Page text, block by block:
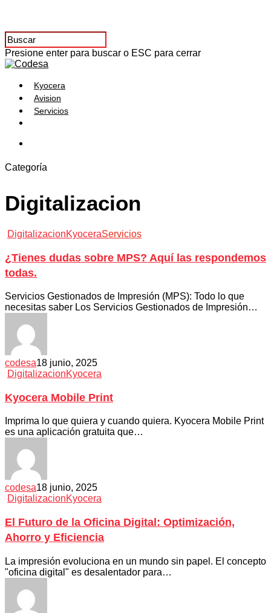
Presione enter para buscar o ESC para cerrar
Kyocera
Avision
Servicios
Categoría
Digitalizacion
DigitalizacionKyoceraServicios
¿Tienes dudas sobre MPS? Aquí las respondemos
todas.
Servicios Gestionados de Impresión (MPS): Todo lo que
necesitas saber Los Servicios Gestionados de Impresión…
codesa18 junio, 2025
DigitalizacionKyocera
Kyocera Mobile Print
Imprima lo que quiera y cuando quiera. Kyocera Mobile Print
es una aplicación gratuita que…
codesa18 junio, 2025
DigitalizacionKyocera
El Futuro de la Oficina Digital: Optimización,
Ahorro y Eficiencia
La impresión evoluciona en un mundo sin papel. El concepto
"oficina digital" es desalentador para…